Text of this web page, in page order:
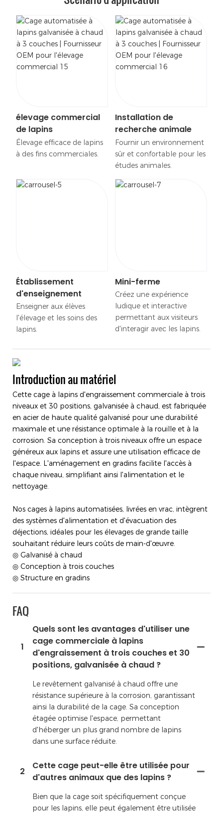
élevage commercial
de lapins
Élevage efficace de lapins
à des fins commerciales.
Installation de
recherche animale
Fournir un environnement
sûr et confortable pour les
études animales.
Établissement
d'enseignement
Enseigner aux élèves
l'élevage et les soins des
lapins.
Mini-ferme
Créez une expérience
ludique et interactive
permettant aux visiteurs
d'interagir avec les lapins.
Introduction au matériel
Cette cage à lapins d'engraissement commerciale à trois
niveaux et 30 positions, galvanisée à chaud, est fabriquée
en acier de haute qualité galvanisé pour une durabilité
maximale et une résistance optimale à la rouille et à la
corrosion. Sa conception à trois niveaux offre un espace
généreux aux lapins et assure une utilisation efficace de
l'espace. L'aménagement en gradins facilite l'accès à
chaque niveau, simplifiant ainsi l'alimentation et le
nettoyage.
Nos cages à lapins automatisées, livrées en vrac, intègrent
des systèmes d'alimentation et d'évacuation des
déjections, idéales pour les élevages de grande taille
souhaitant réduire leurs coûts de main-d'œuvre.
◎ Galvanisé à chaud
◎ Conception à trois couches
◎ Structure en gradins
FAQ
1
Quels sont les avantages d'utiliser une
cage commerciale à lapins
d'engraissement à trois couches et 30
positions, galvanisée à chaud ?
Le revêtement galvanisé à chaud offre une
résistance supérieure à la corrosion, garantissant
ainsi la durabilité de la cage. Sa conception
étagée optimise l'espace, permettant
d'héberger un plus grand nombre de lapins
dans une surface réduite.
2
Cette cage peut-elle être utilisée pour
d'autres animaux que des lapins ?
Bien que la cage soit spécifiquement conçue
pour les lapins, elle peut également être utilisée